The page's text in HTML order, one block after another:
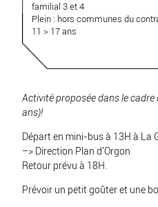
familial 3 et 4
Plein : hors communes du
11 > 17 ans
Activité proposée dans le cadre
ans)!
Départ en mini-bus à 13H à La
–> Direction Plan d’Orgon
Retour prévu à 18H.
Prévoir un petit goûter et une